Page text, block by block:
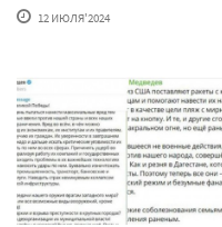
12 ИЮЛЯ'2024